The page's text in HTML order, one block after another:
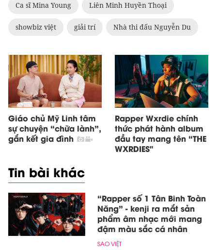
Ca sĩ Mina Young Liên Minh Huyền Thoại
showbiz việt giải trí Nhà thi đấu Nguyễn Du
Giáo chủ Mỹ Linh tâm
sự chuyện “chữa lành”,
gắn kết gia đình
Rapper Wxrdie chính
thức phát hành album
đầu tay mang tên “THE
WXRDIES"
Tin bài khác
“Rapper số 1 Tân Binh Toàn
Năng” - kenji ra mắt sản
phẩm âm nhạc mới mang
đậm màu sắc cá nhân
SAO VIỆT